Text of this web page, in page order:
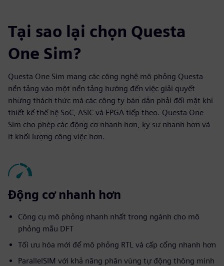
Tại sao lại chọn Questa
One Sim?
Questa One Sim mang các công nghệ mô phỏng Questa
nền tảng vào một nền tảng hướng đến việc giải quyết
những thách thức mà các công ty bán dẫn phải đối mặt khi
thiết kế thế hệ SoC, ASIC và FPGA tiếp theo. Questa One
Sim cho phép các động cơ nhanh hơn, kỹ sư nhanh hơn và
ít khối lượng công việc hơn.
Động cơ nhanh hơn
Công cụ mô phỏng nhanh nhất trong ngành cho mô
phỏng mẫu DFT
Tối ưu hóa mới để mô phỏng RTL và cấp cổng nhanh hơn
ParallelSIM với khả năng phân vùng tự động thông minh